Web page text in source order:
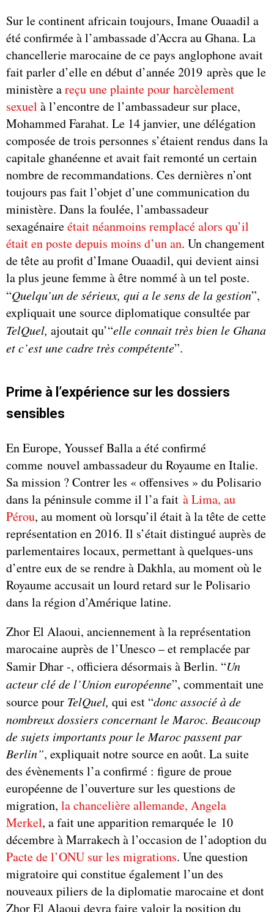
Sur le continent africain toujours, Imane Ouaadil a
été confirmée à l’ambassade d’Accra au Ghana. La
chancellerie marocaine de ce pays anglophone avait
fait parler d’elle en début d’année 2019 après que le
ministère areçu une plainte pour harcèlement
sexuel à l’encontre de l’ambassadeur sur place,
Mohammed Farahat. Le 14 janvier, une délégation
composée de trois personnes s’étaient rendus dans la
capitale ghanéenne et avait fait remonté un certain
nombre de recommandations. Ces dernières n’ont
toujours pas fait l’objet d’une communication du
ministère. Dans la foulée, l’ambassadeur
sexagénaireétait néanmoins remplacé alors qu’il
était en poste depuis moins d’un an. Un changement
de tête au profit d’Imane Ouaadil, qui devient ainsi
la plus jeune femme à être nommé à un tel poste.
“Quelqu’un de sérieux, qui a le sens de la gestion”,
expliquait une source diplomatique consultée par
TelQuel, ajoutait qu’“elle connait très bien le Ghana
et c’est une cadre très compétente”.
Prime à l’expérience sur les dossiers
sensibles
En Europe, Youssef Balla a été confirmé
comme nouvel ambassadeur du Royaume en Italie.
Sa mission ? Contrer les « offensives » du Polisario
dans la péninsule comme il l’a fait à Lima, au
Pérou, au moment où lorsqu’il était à la tête de cette
représentation en 2016. Il s’était distingué auprès de
parlementaires locaux, permettant à quelques-uns
d’entre eux de se rendre à Dakhla, au moment où le
Royaume accusait un lourd retard sur le Polisario
dans la région d’Amérique latine.
Zhor El Alaoui, anciennement à la représentation
marocaine auprès de l’Unesco – et remplacée par
Samir Dhar -, officiera désormais à Berlin. “Un
acteur clé de l’Union européenne”, commentait une
source pour TelQuel, qui est “donc associé à de
nombreux dossiers concernant le Maroc. Beaucoup
de sujets importants pour le Maroc passent par
Berlin”, expliquait notre source en août. La suite
des évènements l’a confirmé : figure de proue
européenne de l’ouverture sur les questions de
migration, la chancelière allemande, Angela
Merkel, a fait une apparition remarquée le 10
décembre à Marrakech à l’occasion de l’adoption du
Pacte de l’ONU sur les migrations. Une question
migratoire qui constitue également l’un des
nouveaux piliers de la diplomatie marocaine et dont
Zhor El Alaoui devra faire valoir la position du